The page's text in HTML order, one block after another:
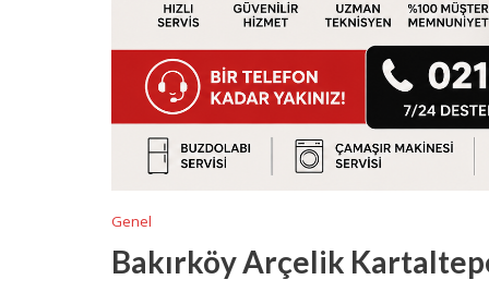
Genel
Bakırköy Arçelik